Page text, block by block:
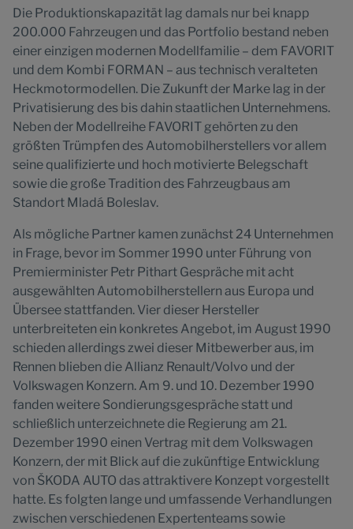
Die Produktionskapazität lag damals nur bei knapp
200.000 Fahrzeugen und das Portfolio bestand neben
einer einzigen modernen Modellfamilie – dem FAVORIT
und dem Kombi FORMAN – aus technisch veralteten
Heckmotormodellen. Die Zukunft der Marke lag in der
Privatisierung des bis dahin staatlichen Unternehmens.
Neben der Modellreihe FAVORIT gehörten zu den
größten Trümpfen des Automobilherstellers vor allem
seine qualifizierte und hoch motivierte Belegschaft
sowie die große Tradition des Fahrzeugbaus am
Standort Mladá Boleslav.
Als mögliche Partner kamen zunächst 24 Unternehmen
in Frage, bevor im Sommer 1990 unter Führung von
Premierminister Petr Pithart Gespräche mit acht
ausgewählten Automobilherstellern aus Europa und
Übersee stattfanden. Vier dieser Hersteller
unterbreiteten ein konkretes Angebot, im August 1990
schieden allerdings zwei dieser Mitbewerber aus, im
Rennen blieben die Allianz Renault/Volvo und der
Volkswagen Konzern. Am 9. und 10. Dezember 1990
fanden weitere Sondierungsgespräche statt und
schließlich unterzeichnete die Regierung am 21.
Dezember 1990 einen Vertrag mit dem Volkswagen
Konzern, der mit Blick auf die zukünftige Entwicklung
von ŠKODA AUTO das attraktivere Konzept vorgestellt
hatte. Es folgten lange und umfassende Verhandlungen
zwischen verschiedenen Expertenteams sowie